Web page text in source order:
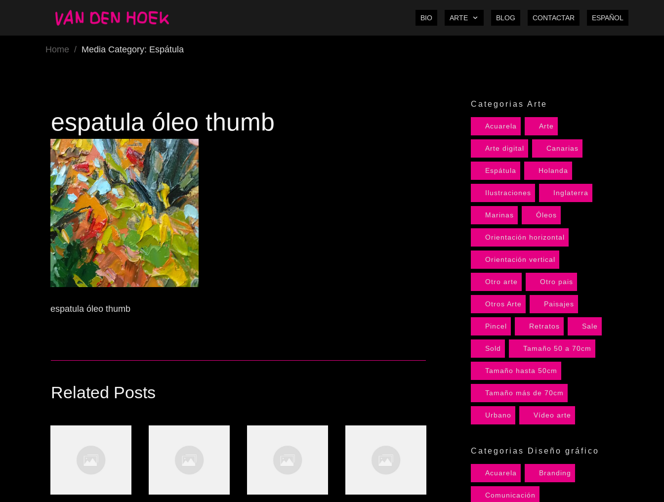
BIO ARTE BLOG CONTACTAR ESPAÑOL
Home / Media Category: Espátula
espatula óleo thumb
espatula óleo thumb
Related Posts
Categorias Arte
Acuarela Arte
Arte digital Canarias
Espátula Holanda
Ilustraciones Inglaterra
Marinas Óleos
Orientación horizontal
Orientación vertical
Otro arte Otro pais
Otros Arte Paisajes
Pincel Retratos Sale
Sold Tamaño 50 a 70cm
Tamaño hasta 50cm
Tamaño más de 70cm
Urbano Vídeo arte
Categorias Diseño gráfico
Acuarela Branding
Comunicación